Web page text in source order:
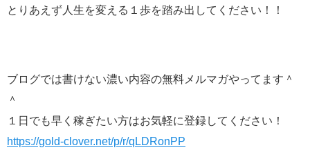
とりあえず人生を変える１歩を踏み出してください！！
ブログでは書けない濃い内容の無料メルマガやってます＾
＾
１日でも早く稼ぎたい方はお気軽に登録してください！
https://gold-clover.net/p/r/qLDRonPP